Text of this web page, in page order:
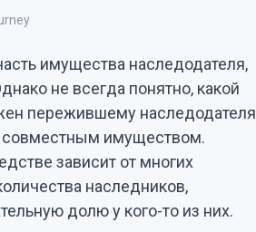
имущества наследодателя,
не всегда понятно, какой
пережившему наследодателя
совместным имуществом.
зависит от многих
наследников,
долю у кого-то из них.